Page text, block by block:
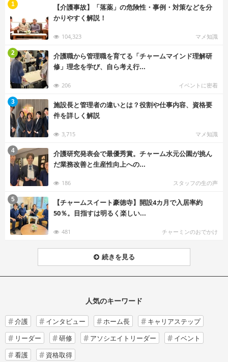
【介護事故】「落薬」の危険性・事例・対策などを分
かりやすく解説！
104,323 マメ知識
1
介護職から管理職を育てる「チャームマインド理解研
修」理念を学び、自ら考え行...
206 イベントに密着
2
施設長と管理者の違いとは？役割や仕事内容、資格要
件を詳しく解説
3,715 マメ知識
3
介護研究発表会で最優秀賞。チャーム水元公園が挑ん
だ業務改善と生産性向上への...
186 スタッフの生の声
4
【チャームスイート豪徳寺】開設4カ月で入居率約
50％。目指すは明るく楽しい...
481 チャーミンのおでかけ
5
続きを見る
人気のキーワード
介護 インタビュー ホーム長
キャリアステップ
リーダー
研修 アソシエイトリーダー
イベント
看護
資格取得